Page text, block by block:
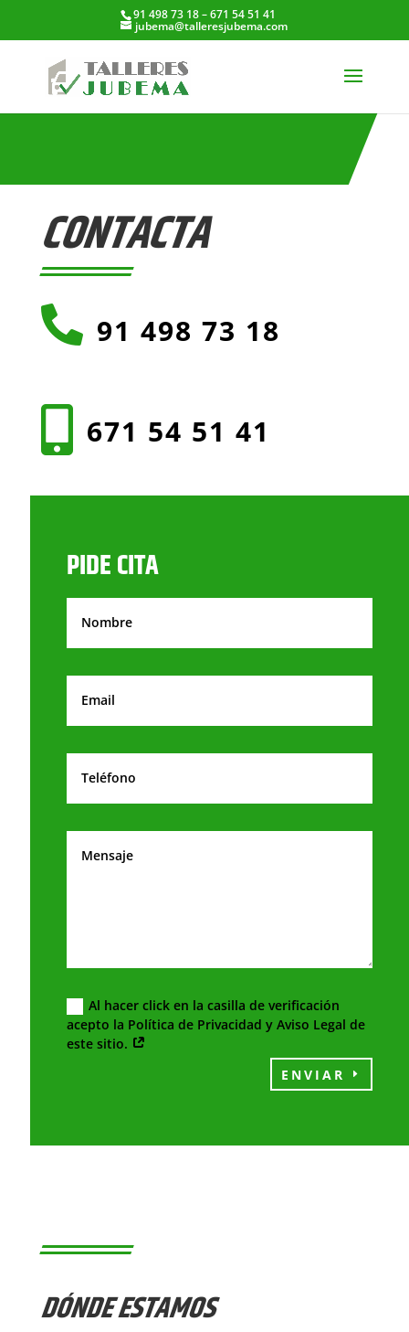
91 498 73 18 – 671 54 51 41
jubema@talleresjubema.com
CONTACTA
 91 498 73 18
 671 54 51 41
PIDE CITA
Al hacer click en la casilla de verificación
acepto la Política de Privacidad y Aviso Legal de
este sitio.
ENVIAR
DÓNDE ESTAMOS